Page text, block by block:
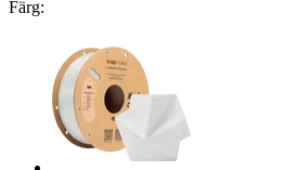
Färg: